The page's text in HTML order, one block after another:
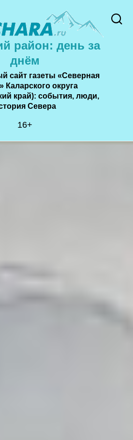
район: день за
днём
сайт газеты «Северная
Каларского округа
край): события, люди,
Cевера
16+